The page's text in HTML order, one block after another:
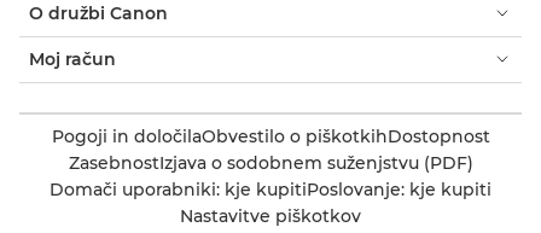
O družbi Canon
Moj račun
Pogoji in določilaObvestilo o piškotkihDostopnost
ZasebnostIzjava o sodobnem suženjstvu (PDF)
Domači uporabniki: kje kupitiPoslovanje: kje kupiti
Nastavitve piškotkov